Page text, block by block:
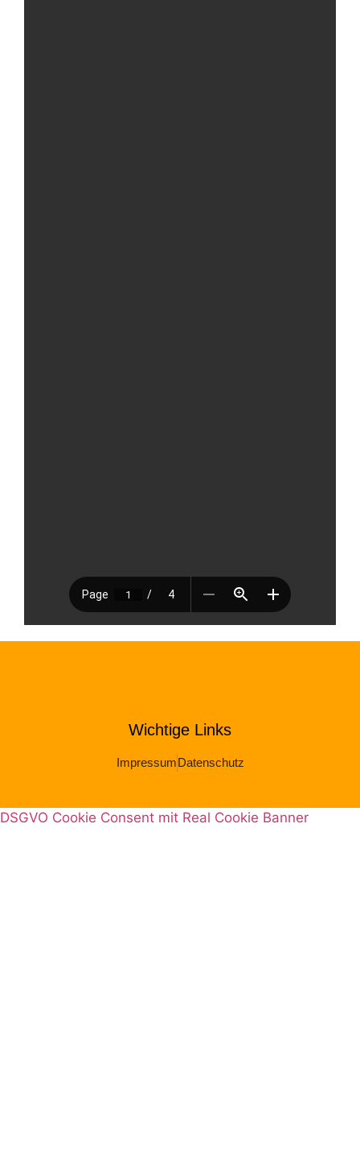
Wichtige Links
ImpressumDatenschutz
DSGVO Cookie Consent mit Real Cookie Banner